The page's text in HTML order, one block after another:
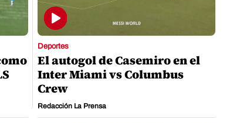
Deportes
El autogol de Casemiro en el
Inter Miami vs Columbus
Crew
Redacción La Prensa